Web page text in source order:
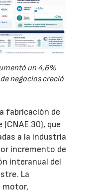
un 4,6%
negocios creció
fabricación de
30), que
a la industria
incremento de
interanual del
La
motor,